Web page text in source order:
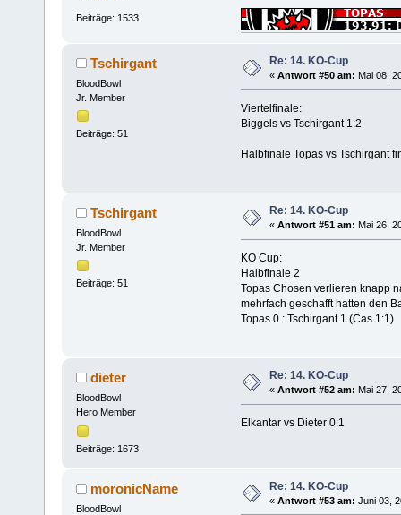
Beiträge: 1533
Tschirgant
BloodBowl
Jr. Member
Beiträge: 51
Re: 14. KO-Cup
« Antwort #50 am: Mai 08,
Viertelfinale:
Biggels vs Tschirgant 1:2
Halbfinale Topas vs Tschirgant
Tschirgant
BloodBowl
Jr. Member
Beiträge: 51
Re: 14. KO-Cup
« Antwort #51 am: Mai 26,
KO Cup:
Halbfinale 2
Topas Chosen verlieren knapp
mehrfach geschafft hatten den
Topas 0 : Tschirgant 1 (Cas 1:1)
dieter
BloodBowl
Hero Member
Beiträge: 1673
Re: 14. KO-Cup
« Antwort #52 am: Mai 27,
Elkantar vs Dieter 0:1
moronicName
BloodBowl
Re: 14. KO-Cup
« Antwort #53 am: Juni 03,